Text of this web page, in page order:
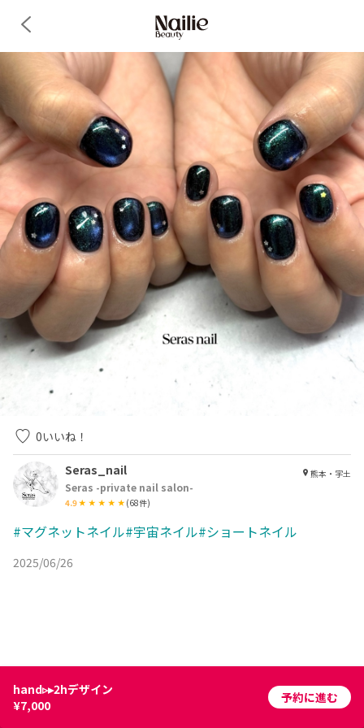
0いいね！
Seras_nail
Seras -private nail salon-
4.9 (68件)
熊本・宇土
#マグネットネイル#宇宙ネイル#ショートネイル
2025/06/26
hand▹▸2hデザイン
¥7,000
予約に進む